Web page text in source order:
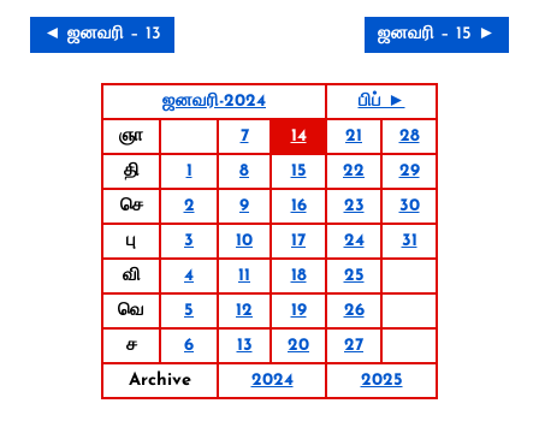
◄ ஜனவரி – 13 ஜனவரி – 15 ►
ஜனவரி-2024
பிப் ►
ஞா
7 14 21
28
தி
1 8 15 22
29
செ
2 9 16 23
30
பு
3 10 17 24
31
வி
4 11 18
25
வெ
5 12 19
26
ச
6 13 20
27
Archive
2024 2025